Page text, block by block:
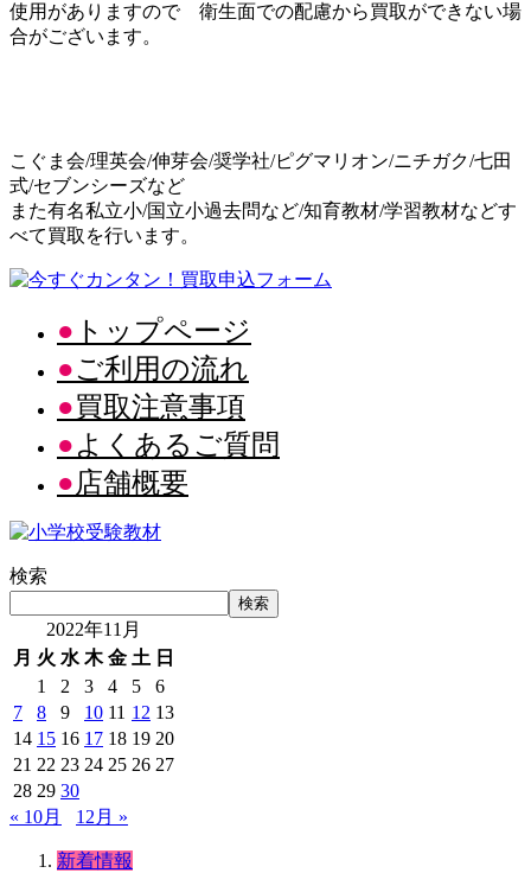
使用がありますので 衛生面での配慮から買取ができない場
合がございます。
こぐま会/理英会/伸芽会/奨学社/ピグマリオン/ニチガク/七田
式/セブンシーズなど
また有名私立小/国立小過去問など/知育教材/学習教材などす
べて買取を行います。
トップページ
ご利用の流れ
買取注意事項
よくあるご質問
店舗概要
検索
検索
2022年11月
月 火 水 木 金 土 日
1
2 3 4 5
6
7
8 9 10 11 12 13
14 15 16 17 18 19 20
21 22 23 24 25 26 27
28 29 30
« 10月
12月 »
新着情報